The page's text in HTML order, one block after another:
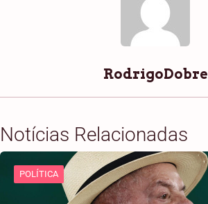
RodrigoDobre
Notícias Relacionadas
POLÍTICA